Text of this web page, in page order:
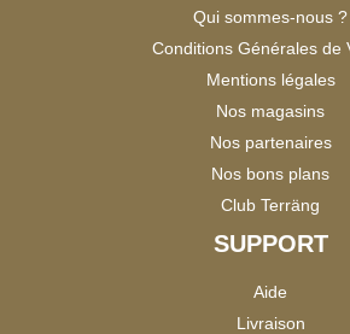
Qui sommes-nous ?
Conditions Générales de
Mentions légales
Nos magasins
Nos partenaires
Nos bons plans
Club Terräng
SUPPORT
Aide
Livraison